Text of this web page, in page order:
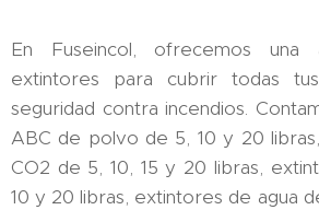
En Fuseincol, ofrecemos una
extintores para cubrir todas
seguridad contra incendios.
ABC de polvo de 5, 10 y 20
CO2 de 5, 10, 15 y 20 libras,
10 y 20 libras, extintores de agua